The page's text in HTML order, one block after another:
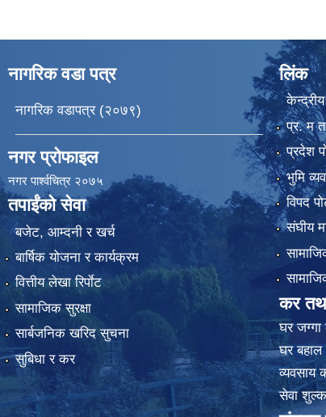
नागरिक वडा पत्र
नागरिक वडापत्र (२०७९)
नगर प्रोफाइल
नगर पार्श्वचित्र २०७५
तपाईंको सेवा
बजेट, आम्दनी र खर्च
बार्षिक योजना र कार्यक्रम
वित्तीय लेखा रिर्पाेट
सामाजिक सुरक्षा
सार्बजनिक खरिद सुचना
सुबिधा र कर
लिंक
प्र. म
प्रदेश
भुमि
विपद
संघीय
कर
घर
घर
व्यवसाय
सेवा शुल्क